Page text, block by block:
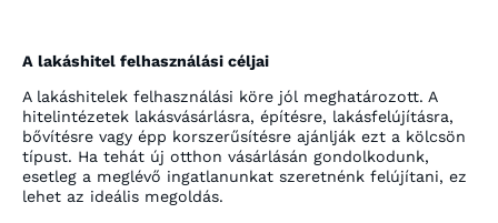
Netbank App letöltése
A lakáshitel felhasználási céljai
A lakáshitelek felhasználási köre jól meghatározott. A
hitelintézetek lakásvásárlásra, építésre, lakásfelújításra,
bővítésre vagy épp korszerűsítésre ajánlják ezt a kölcsön
típust. Ha tehát új otthon vásárlásán gondolkodunk,
esetleg a meglévő ingatlanunkat szeretnénk felújítani, ez
lehet az ideális megoldás.